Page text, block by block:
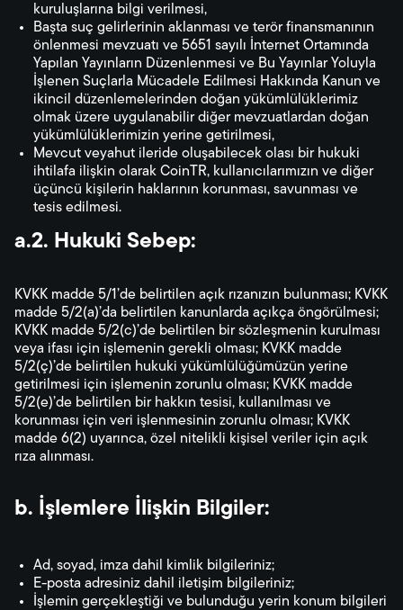
kuruluşlarına bilgi verilmesi,
Başta suç gelirlerinin aklanması ve terör finansmanının
önlenmesi mevzuatı ve 5651 sayılı İnternet Ortamında
Yapılan Yayınların Düzenlenmesi ve Bu Yayınlar Yoluyla
İşlenen Suçlarla Mücadele Edilmesi Hakkında Kanun ve
ikincil düzenlemelerinden doğan yükümlülüklerimiz
olmak üzere uygulanabilir diğer mevzuatlardan doğan
yükümlülüklerimizin yerine getirilmesi,
Mevcut veyahut ileride oluşabilecek olası bir hukuki
ihtilafa ilişkin olarak CoinTR, kullanıcılarımızın ve diğer
üçüncü kişilerin haklarının korunması, savunması ve
tesis edilmesi.
a.2. Hukuki Sebep:
KVKK madde 5/1’de belirtilen açık rızanızın bulunması; KVKK
madde 5/2(a)’da belirtilen kanunlarda açıkça öngörülmesi;
KVKK madde 5/2(c)’de belirtilen bir sözleşmenin kurulması
veya ifası için işlemenin gerekli olması; KVKK madde
5/2(ç)’de belirtilen hukuki yükümlülüğümüzün yerine
getirilmesi için işlemenin zorunlu olması; KVKK madde
5/2(e)’de belirtilen bir hakkın tesisi, kullanılması ve
korunması için veri işlenmesinin zorunlu olması; KVKK
madde 6(2) uyarınca, özel nitelikli kişisel veriler için açık
rıza alınması.
b. İşlemlere İlişkin Bilgiler:
Ad, soyad, imza dahil kimlik bilgileriniz;
E-posta adresiniz dahil iletişim bilgileriniz;
İşlemin gerçekleştiği ve bulunduğu yerin konum bilgileri